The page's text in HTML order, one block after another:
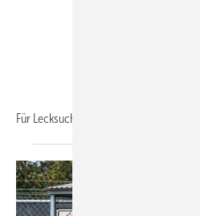
Für Lecksuchhunde gelten